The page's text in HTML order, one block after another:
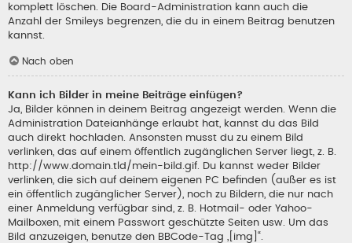
komplett löschen. Die Board-Administration kann auch die
Anzahl der Smileys begrenzen, die du in einem Beitrag benutzen
kannst.
Nach oben
Kann ich Bilder in meine Beiträge einfügen?
Ja, Bilder können in deinem Beitrag angezeigt werden. Wenn die
Administration Dateianhänge erlaubt hat, kannst du das Bild
auch direkt hochladen. Ansonsten musst du zu einem Bild
verlinken, das auf einem öffentlich zugänglichen Server liegt, z. B.
http://www.domain.tld/mein-bild.gif. Du kannst weder Bilder
verlinken, die sich auf deinem eigenen PC befinden (außer es ist
ein öffentlich zugänglicher Server), noch zu Bildern, die nur nach
einer Anmeldung verfügbar sind, z. B. Hotmail- oder Yahoo-
Mailboxen, mit einem Passwort geschützte Seiten usw. Um das
Bild anzuzeigen, benutze den BBCode-Tag „[img]“.